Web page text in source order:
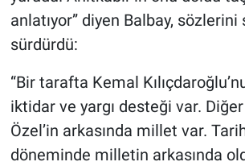
anlatıyor” diyen Balbay, sözlerini
sürdürdü:
“Bir tarafta Kemal
iktidar ve yargı desteği var.
Özel’in arkasında millet var.
döneminde milletin arkasında